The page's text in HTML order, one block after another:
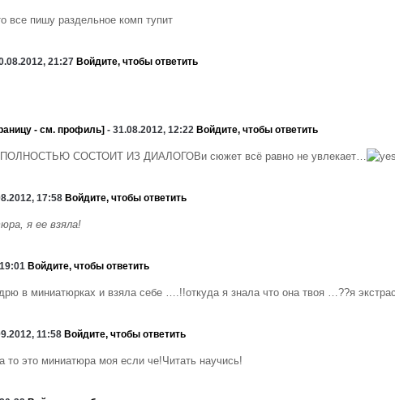
все пишу раздельное комп тупит
21:27 Войдите, чтобы ответить
- см. профиль] - 31.08.2012, 12:22 Войдите, чтобы ответить
ПОЛНОСТЬЮ СОСТОИТ ИЗ ДИАЛОГОВи сюжет всё равно не увлекает…
17:58 Войдите, чтобы ответить
я ее взяла!
Войдите, чтобы ответить
в миниатюрках и взяла себе ….!!откуда я знала что она твоя …??я
11:58 Войдите, чтобы ответить
то это миниатюра моя если че!Читать научись!